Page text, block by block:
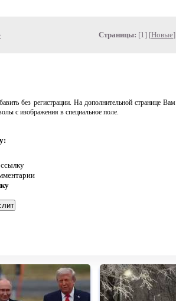
Страницы: [1] [Новые]
без регистрации. На дополнительной странице Вам
с изображения в специальное поле.